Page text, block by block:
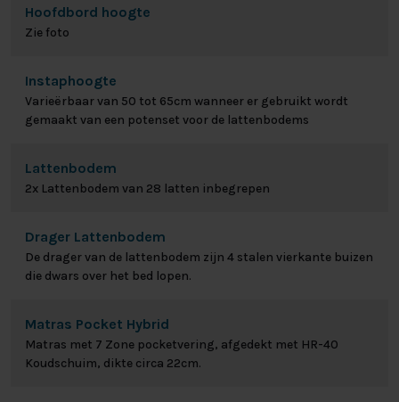
Hoofdbord hoogte
Zie foto
Instaphoogte
Varieërbaar van 50 tot 65cm wanneer er gebruikt wordt
gemaakt van een potenset voor de lattenbodems
Lattenbodem
2x Lattenbodem van 28 latten inbegrepen
Drager Lattenbodem
De drager van de lattenbodem zijn 4 stalen vierkante buizen
die dwars over het bed lopen.
Matras Pocket Hybrid
Matras met 7 Zone pocketvering, afgedekt met HR-40
Koudschuim, dikte circa 22cm.